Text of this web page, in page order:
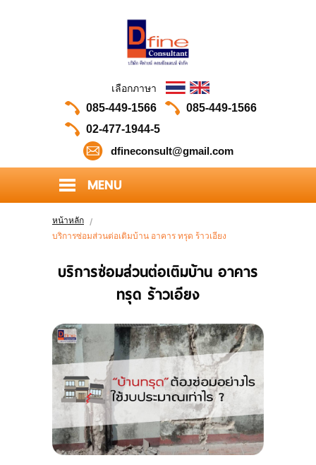
เลือกภาษา
085-449-1566
02-477-1944-5
085-449-1566
dfineconsult@gmail.com
MENU
HOME
ABOUT US
PORTFOLIO
OUR CLIENTS
CONTACT US
ร่วมงานกับเรา
MAP
บริการของท่อตันมือปราบ
บริการเทถนนคอนกรีต
หน้าหลัก
บริการซ่อมส่วนต่อเติมบ้าน อาคาร ทรุด ร้าวเอียง
บริการซ่อมส่วนต่อเติมบ้าน อาคาร
ทรุด ร้าวเอียง